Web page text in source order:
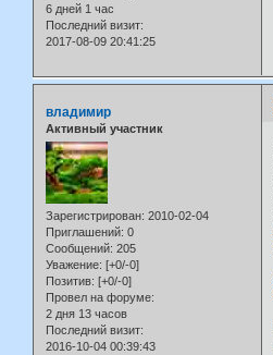
6 дней 1 час
Последний визит:
2017-08-09 20:41:25
владимир
Активный участник
Зарегистрирован: 2010-02-04
Приглашений: 0
Сообщений: 205
Уважение: [+0/-0]
Позитив: [+0/-0]
Провел на форуме:
2 дня 13 часов
Последний визит:
2016-10-04 00:39:43